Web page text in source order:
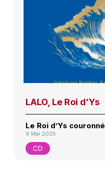
LALO, Le Roi d’Ys
Le Roi d’Ys couronné
9 Mai 2025
CD